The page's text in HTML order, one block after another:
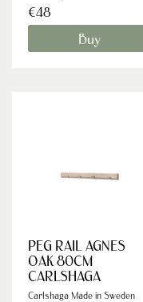
€48
Buy
PEG RAIL AGNES
OAK 80CM
CARLSHAGA
Carlshaga Made in Sweden